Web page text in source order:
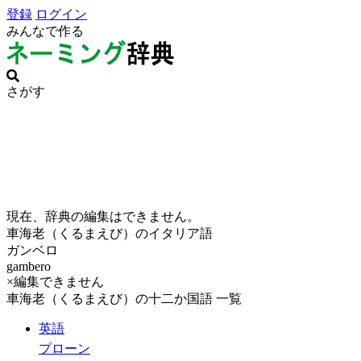
登録 ログイン
みんなで作る
さがす
現在、辞典の編集はできません。
車海老（くるまえび）のイタリア語
ガンベロ
gambero
×編集できません
車海老（くるまえび）の十二か国語 一覧
英語
プローン